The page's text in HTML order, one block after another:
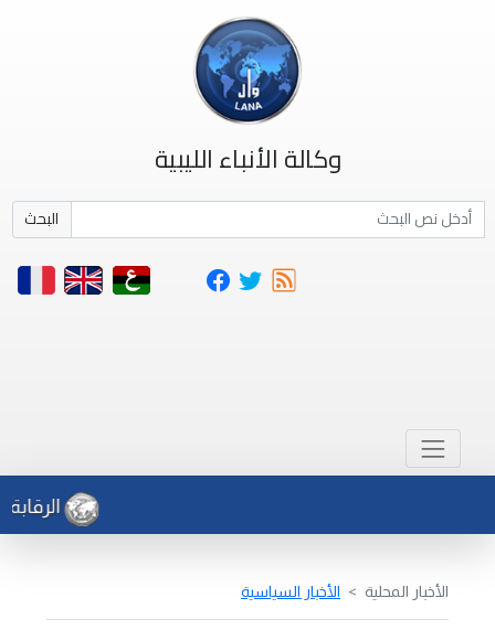
وكالة الأنباء الليبية
البحث
الرقابة
الأخبار المحلية الأخبار السياسية